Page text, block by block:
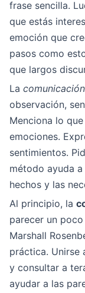
frase sencilla.
que estás
emoción que
pasos como
que largos
La
observación,
Menciona lo
emociones.
sentimientos.
método ayuda
hechos y las
Al principio, la
parecer un
Marshall
práctica. Unirse
y consultar a
ayudar a las